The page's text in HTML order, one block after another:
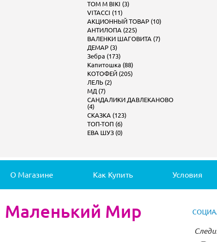
TOM M BIKI (3)
VITACCI (11)
АКЦИОННЫЙ ТОВАР (10)
АНТИЛОПА (225)
ВАЛЕНКИ ШАГОВИТА (7)
ДЕМАР (3)
Зебра (173)
Капитошка (88)
КОТОФЕЙ (205)
ЛЕЛЬ (2)
МД (7)
САНДАЛИКИ ДАВЛЕКАНОВО
(4)
СКАЗКА (123)
ТОП-ТОП (6)
ЕВА ШУЗ (0)
О Магазине Как Купить Условия
Маленький Мир